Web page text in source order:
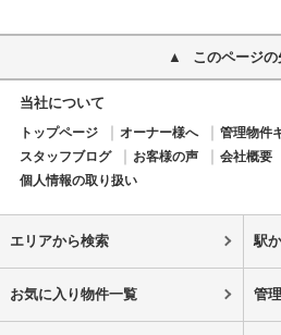
このページ
当社について
トップページ オーナー様へ 管理物件
スタッフブログ
お客様の声 会社概要
個人情報の取り扱い
エリアから検索 駅
お気に入り物件一覧 管